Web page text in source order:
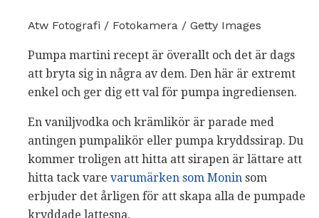
Atw Fotografi / Fotokamera / Getty Images
Pumpa martini recept är överallt och det är dags
att bryta sig in några av dem. Den här är extremt
enkel och ger dig ett val för pumpa ingrediensen.
En vaniljvodka och krämlikör är parade med
antingen pumpalikör eller pumpa kryddssirap. Du
kommer troligen att hitta att sirapen är lättare att
hitta tack vare varumärken som Monin som
erbjuder det årligen för att skapa alla de pumpade
kryddade lattesna.